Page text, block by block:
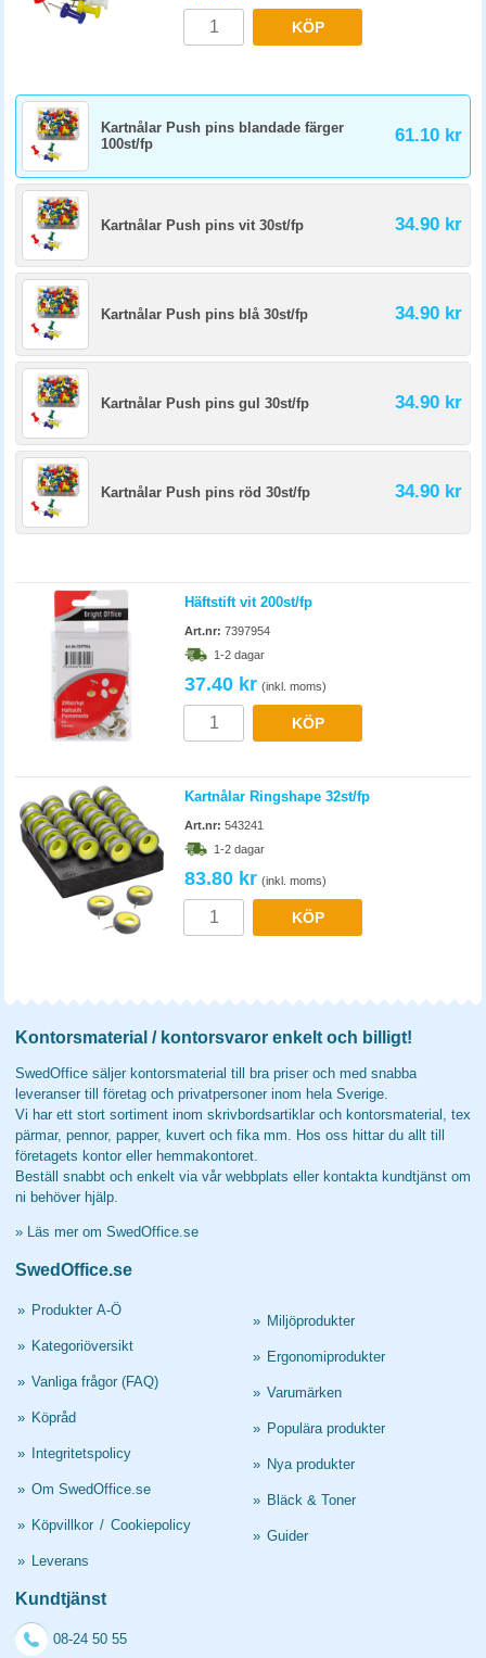
KÖP
Kartnålar Push pins blandade färger
100st/fp
61.10 kr
Kartnålar Push pins vit 30st/fp 34.90 kr
Kartnålar Push pins blå 30st/fp 34.90 kr
Kartnålar Push pins gul 30st/fp 34.90 kr
Kartnålar Push pins röd 30st/fp 34.90 kr
Häftstift vit 200st/fp
Art.nr: 7397954
1-2 dagar
37.40 kr (inkl. moms)
KÖP
Kartnålar Ringshape 32st/fp
Art.nr: 543241
1-2 dagar
83.80 kr (inkl. moms)
KÖP
Kontorsmaterial / kontorsvaror enkelt och billigt!
SwedOffice säljer kontorsmaterial till bra priser och med snabba
leveranser till företag och privatpersoner inom hela Sverige.
Vi har ett stort sortiment inom skrivbordsartiklar och kontorsmaterial, tex
pärmar, pennor, papper, kuvert och fika mm. Hos oss hittar du allt till
företagets kontor eller hemmakontoret.
Beställ snabbt och enkelt via vår webbplats eller kontakta kundtjänst om
ni behöver hjälp.
» Läs mer om SwedOffice.se
SwedOffice.se
» Produkter A-Ö
» Kategoriöversikt
» Vanliga frågor (FAQ)
» Köpråd
» Integritetspolicy
» Om SwedOffice.se
» Köpvillkor / Cookiepolicy
» Leverans
» Miljöprodukter
» Ergonomiprodukter
» Varumärken
» Populära produkter
» Nya produkter
» Bläck & Toner
» Guider
Kundtjänst
08-24 50 55